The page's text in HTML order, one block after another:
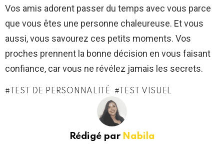
Vos amis adorent passer du temps avec vous parce
que vous êtes une personne chaleureuse. Et vous
aussi, vous savourez ces petits moments. Vos
proches prennent la bonne décision en vous faisant
confiance, car vous ne révélez jamais les secrets.
TEST DE PERSONNALITÉ TEST VISUEL
Rédigé par Nabila